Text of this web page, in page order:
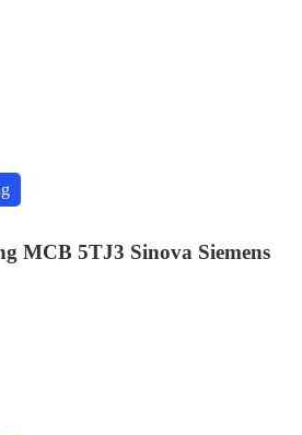
MCB 5TJ3 Sinova Siemens